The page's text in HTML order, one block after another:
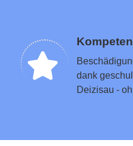
dank
Deizisau -